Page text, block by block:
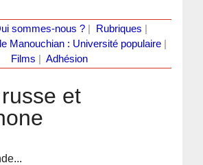
sommes-nous ?| Rubriques
Manouchian : Université populaire
Films
Adhésion
et